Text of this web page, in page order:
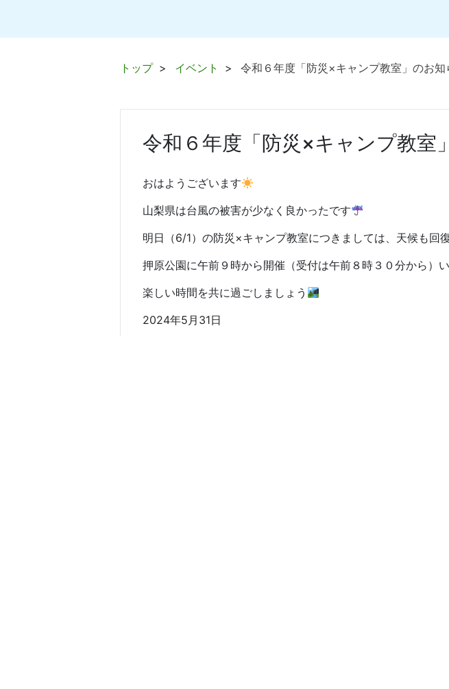
トップ イベント 令和６年度「防災×キャンプ教室」のお知
令和６年度「防災×キャンプ教室
おはようございます
山梨県は台風の被害が少なく良かったです
明日（6/1）の防災×キャンプ教室につきましては、天候も回
押原公園に午前９時から開催（受付は午前８時３０分から）
楽しい時間を共に過ごしましょう
2024年5月31日